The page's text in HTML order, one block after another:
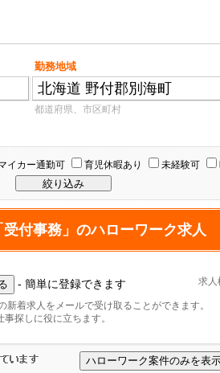
勤務地域
都道府県、市区町村
イカー通勤可 育児休暇あり 未経験可
付事務」のハローワーク求人
求人
- 簡単に登録できます
着求人をメールで受け取ることができます。
探しに役に立ちます。